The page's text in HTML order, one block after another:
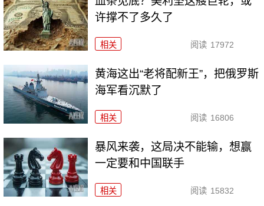
许撑不了多久了
相关 阅读 17972
黄海这出“老将配新王”，把俄罗斯
海军看沉默了
相关 阅读 16806
暴风来袭，这局决不能输，想赢
一定要和中国联手
相关 阅读 15832